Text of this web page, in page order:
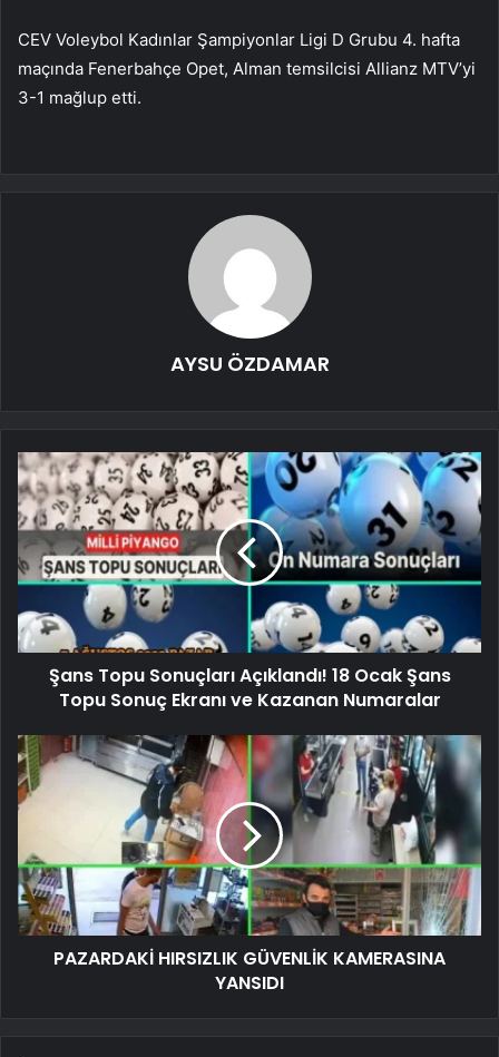
CEV Voleybol Kadınlar Şampiyonlar Ligi D Grubu 4. hafta
maçında Fenerbahçe Opet, Alman temsilcisi Allianz MTV’yi
3-1 mağlup etti.
AYSU ÖZDAMAR
Şans Topu Sonuçları Açıklandı! 18 Ocak Şans
Topu Sonuç Ekranı ve Kazanan Numaralar
PAZARDAKİ HIRSIZLIK GÜVENLİK KAMERASINA
YANSIDI